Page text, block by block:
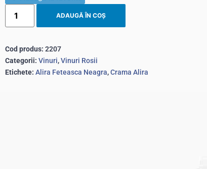
ADAUGĂ ÎN COȘ
Cod produs:2207
Categorii: Vinuri,Vinuri Rosii
Etichete: Alira Feteasca Neagra,Crama Alira